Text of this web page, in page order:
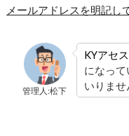
メールアドレスを明記し
管理人:松下
KYアセ
になっ
いりませ